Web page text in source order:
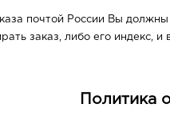
почтой России Вы
заказ, либо его индекс,
Политика